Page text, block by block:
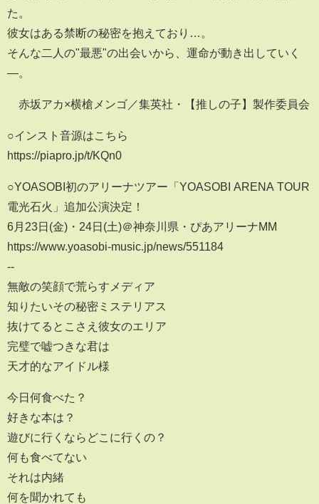
た。
彼女はある禁断の秘密を抱えており…。
そんな二人の"最悪"の出会いから、運命が動き出していく
―。
©赤坂アカ×横槍メンゴ／集英社・【推しの子】製作委員会
○インスト音源はこちら
https://piapro.jp/t/KQn0
○YOASOBI初のアリーナツアー「YOASOBI ARENA TOUR
電光石火」追加公演決定！
6月23日(金)・24日(土)＠神奈川県・ぴあアリーナMM
https://www.yoasobi-music.jp/news/551184
--
無敵の笑顔で荒らすメディア
知りたいその秘密ミステリアス
抜けてるとこさえ彼女のエリア
完璧で嘘つきな君は
天才的なアイドル様
今日何食べた？
好きな本は？
遊びに行くならどこに行くの？
何も食べてない
それは内緒
何を聞かれても